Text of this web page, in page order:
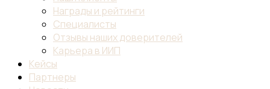
Награды и рейтинги
Специалисты
Отзывы наших доверителей
Карьера в ИИП
Кейсы
Партнеры